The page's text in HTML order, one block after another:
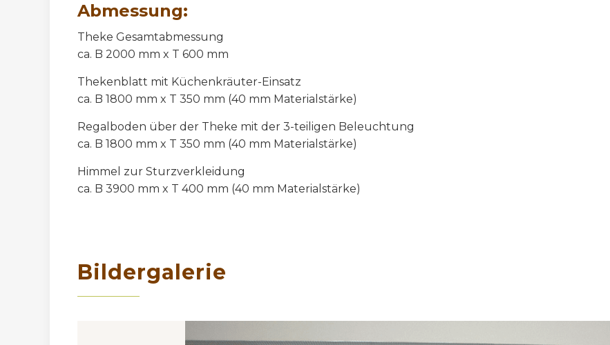
Abmessung:
Theke Gesamtabmessung
ca. B 2000 mm x T 600 mm
Thekenblatt mit Küchenkräuter-Einsatz
ca. B 1800 mm x T 350 mm (40 mm Materialstärke)
Regalboden über der Theke mit der 3-teiligen Beleuchtung
ca. B 1800 mm x T 350 mm (40 mm Materialstärke)
Himmel zur Sturzverkleidung
ca. B 3900 mm x T 400 mm (40 mm Materialstärke)
Bildergalerie